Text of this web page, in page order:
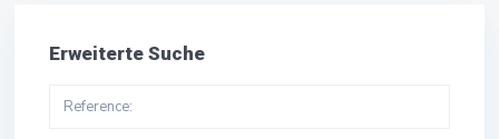
Erweiterte Suche